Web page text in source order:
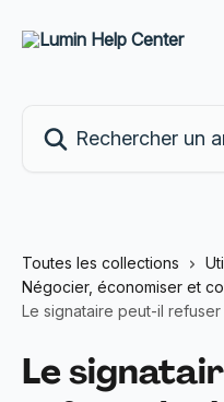
Toutes les collections
Négocier, économiser et
Le signataire peut-il
Le